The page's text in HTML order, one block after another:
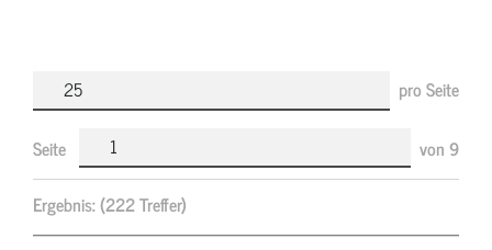
pro Seite
Seite von 9
Ergebnis:(222 Treffer)